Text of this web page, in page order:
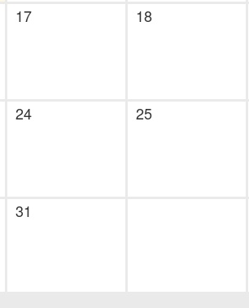
17 18
24 25
31